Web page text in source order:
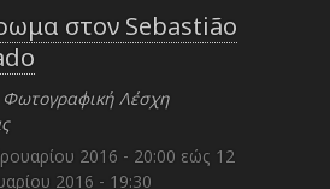
στον Sebastião
Λέσχη
2016 - 20:00 εώς 12
2016 - 19:30